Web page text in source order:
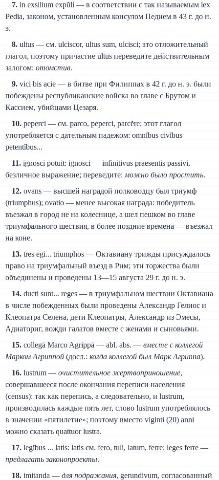
7. in exsilium expŭli — в соответствии с так называемым lex
Pedia, законом, установленным консулом Педием в 43 г. до н.
э.
8. ultus — см. ulciscor, ultus sum, ulcisci; это отложительный
глагол, поэтому причастие ultus переведите действительным
залогом:отомстив.
9. vici bis acie — в битве при Филиппах в 42 г. до н. э. были
побеждены республиканские войска во главе с Брутом и
Кассием, убийцами Цезаря.
10. peperci — см. parco, peperci, parcĕre; этот глагол
употребляется с дательным падежом: omnĭbus civĭbus
petentĭbus...
11. ignosci potuit: ignosci — infinitivus praesentis passivi,
безличное выражение; переведите: можно было простить.
12. ovans — высшей наградой полководцу был триумф
(triumphus); ovatio — менее высокая награда: победитель
въезжал в город не на колеснице, а шел пешком во главе
триумфального шествия, в более поздние времена — въезжал
на коне.
13. tres egi... triumphos — Октавиану трижды присуждалось
право на триумфальный въезд в Рим; эти торжества были
объединены и проведены 13—15 августа 29 г. до н. э.
14. ducti sunt... reges — в триумфальном шествии Октавиана
в числе побежденных были проведены Александр Гелиос и
Клеопатра Селена, дети Клеопатры, Александр из Эмесы,
Адиаториг, вожди галатов вместе с женами и сыновьями.
15. collegā Marco Agrippā — abl. abs. — вместе с коллегой
Марком Агриппой (досл.:когда коллегой был Марк Агриппа).
16. lustrum — очистительное жертвоприношение,
совершавшееся после окончания переписи населения
(census): так как перепись, а следовательно, и lustrum,
производилась каждые пять лет, слово lustrum употреблялось
в значении «пятилетие»; поэтому вместо viginti (20) anni
можно сказать quattuor lustra.
17. legĭbus ... latis: latis см. fero, tuli, latum, ferre; leges ferre —
предлагать законопроекты.
18. imitanda — для подражания, gerundivum, согласованный